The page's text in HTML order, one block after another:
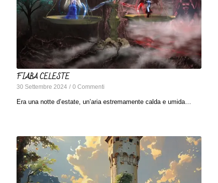
FIABA CELESTE
30 Settembre 2024 / 0 Commenti
Era una notte d’estate, un’aria estremamente calda e umida…